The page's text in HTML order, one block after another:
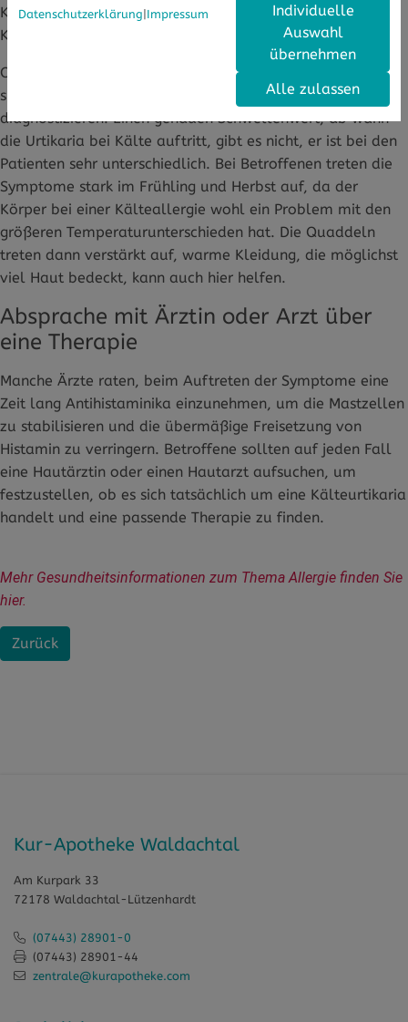
Zurück
Kleidung bedeckt sein, damit sie nicht mit der Kälte in
Kontakt kommt.
Ob es sich wirklich um eine Kälteurtikaria handelt, lässt
sich durch eine standardisierte Kältetestung
diagnostizieren. Einen genauen Schwellenwert, ab wann
die Urtikaria bei Kälte auftritt, gibt es nicht, er ist bei den
Patienten sehr unterschiedlich. Bei Betroffenen treten die
Symptome stark im Frühling und Herbst auf, da der
Körper bei einer Kälteallergie wohl ein Problem mit den
größeren Temperaturunterschieden hat. Die Quaddeln
treten dann verstärkt auf, warme Kleidung, die möglichst
viel Haut bedeckt, kann auch hier helfen.
Absprache mit Ärztin oder Arzt über
eine Therapie
Manche Ärzte raten, beim Auftreten der Symptome eine
Zeit lang Antihistaminika einzunehmen, um die Mastzellen
zu stabilisieren und die übermäßige Freisetzung von
Histamin zu verringern. Betroffene sollten auf jeden Fall
eine Hautärztin oder einen Hautarzt aufsuchen, um
festzustellen, ob es sich tatsächlich um eine Kälteurtikaria
handelt und eine passende Therapie zu finden.
Mehr Gesundheitsinformationen zum Thema Allergie finden Sie
hier.
Kur-Apotheke Waldachtal
Am Kurpark 33
72178 Waldachtal-Lützenhardt
(07443) 28901-0
(07443) 28901-44
zentrale@kurapotheke.com
Datenschutzerklärung|Impressum
Individuelle
Auswahl
übernehmen
Alle zulassen